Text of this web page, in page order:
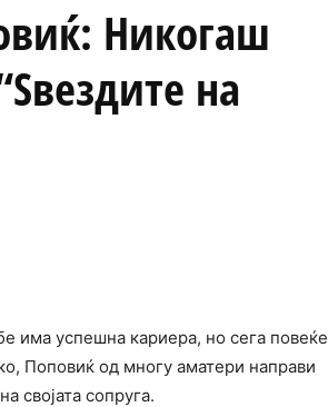
Никогаш
на
има успешна кариера, но сега повеќе
Поповиќ од многу аматери направи
својата сопруга.